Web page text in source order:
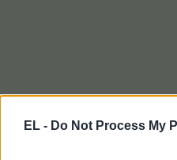
EL - Do Not Process My